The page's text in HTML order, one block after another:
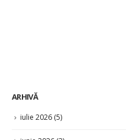
ARHIVĂ
iulie 2026 (5)